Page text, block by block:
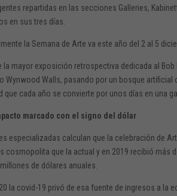
repartidas en las secciones Galleries,
en sus tres días.
la Semana de Arte va este año del 2 al 5
la mayor exposición retrospectiva dedicada al
Wynwood Walls, pasando por un bosque
que cada año se convierte por unos días en una
marcado con el signo del dólar
especializadas calculan que la celebración de
cosmopolita que la actual y en 2019 recibió más
de dólares anuales.
la covid-19 privó de esa fuente de ingresos a la